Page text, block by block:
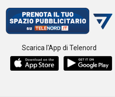
Scarica l'App di Telenord